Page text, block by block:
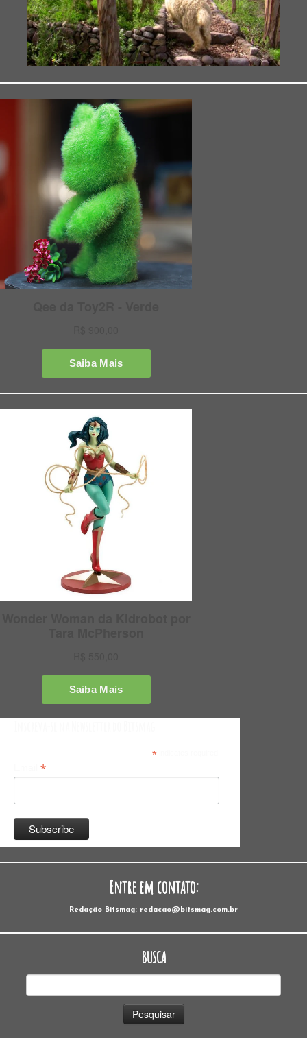
*indicates required
*
Entre em contato:
Redação Bitsmag: redacao@bitsmag.com.br
BUSCA